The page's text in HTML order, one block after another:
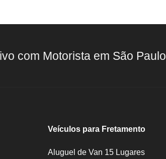
com Motorista em São Paulo
Veículos para Fretamento
Aluguel de Van 15 Lugares